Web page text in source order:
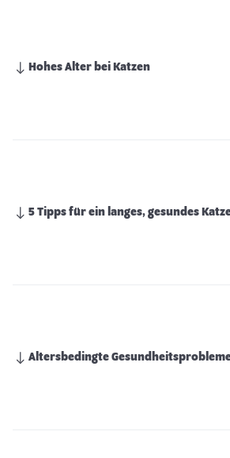
Hohes Alter bei Katzen
5 Tipps für ein langes, gesundes
Altersbedingte